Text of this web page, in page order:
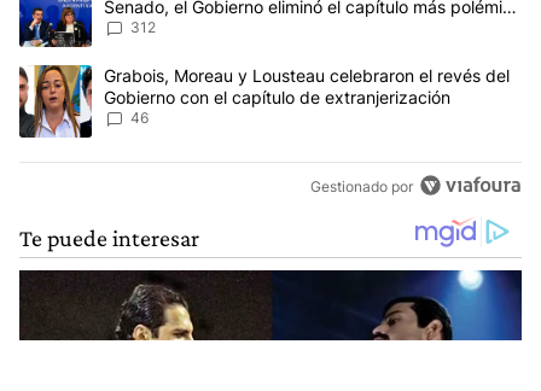
Senado, el Gobierno eliminó el capítulo más polémico
del proyecto
312
Un artículo de tendencia con el título "Grabois, Moreau y
Grabois, Moreau y Lousteau celebraron el revés del
Gobierno con el capítulo de extranjerización
46
Gestionado por